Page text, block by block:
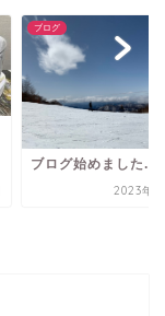
ブログ
ブログ始めました.
2023年7